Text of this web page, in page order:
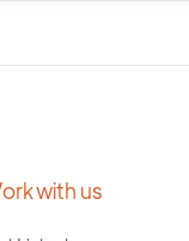
with us